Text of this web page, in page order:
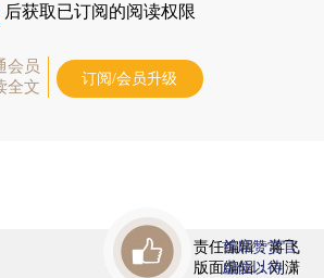
后获取已订阅的阅读权限
会员
全文
订阅/会员升级
责任编辑：蒋飞
版面编辑：刘潇
首席赞赏官
虚位以待